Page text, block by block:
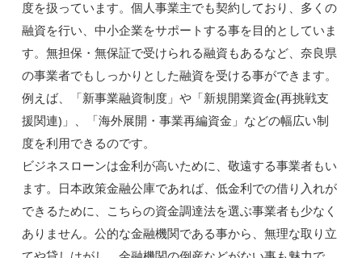
度を扱っています。個人事業主でも契約しており、多くの
融資を行い、中小企業をサポートする事を目的としていま
す。無担保・無保証で受けられる融資もあるなど、奈良県
の事業者でもしっかりとした融資を受ける事ができます。
例えば、「新事業融資制度」や「新規開業資金(再挑戦支
援関連)」、「海外展開・事業再編資金」などの幅広い制
度を利用できるのです。
ビジネスローンは金利が高いために、敬遠する事業者もい
ます。日本政策金融公庫であれば、低金利での借り入れが
できるために、こちらの資金調達法を選ぶ事業者も少なく
ありません。公的な金融機関である事から、無理な取り立